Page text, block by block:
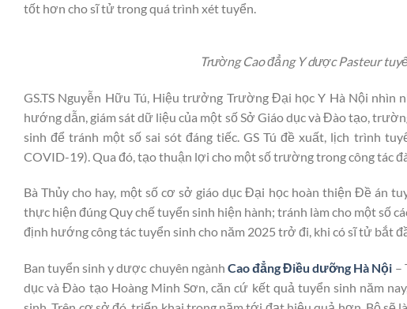
tốt hơn cho sĩ tử trong quá trình xét tuyển.
Trường Cao đẳng Y dược Pasteur
GS.TS Nguyễn Hữu Tú, Hiệu trưởng Trường Đại học Y Hà Nội nhìn
hướng dẫn, giám sát dữ liệu của một số Sở Giáo dục và Đào tạo,
sinh để tránh một số sai sót đáng tiếc. GS Tú đề xuất, lịch trình
COVID-19). Qua đó, tạo thuận lợi cho một số trường trong công tác
Bà Thủy cho hay, một số cơ sở giáo dục Đại học hoàn thiện Đề án
thực hiện đúng Quy chế tuyển sinh hiện hành; tránh làm cho một số
định hướng công tác tuyển sinh cho năm 2025 trở đi, khi có sĩ tử bắt
Ban tuyển sinh y dược chuyên ngành Cao đẳng Điều dưỡng Hà Nội –
dục và Đào tạo Hoàng Minh Sơn, căn cứ kết quả tuyển sinh năm